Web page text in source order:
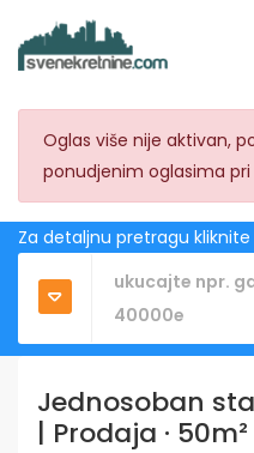
Oglas više nije aktivan,
ponudjenim oglasima
Za detaljnu pretragu
Jednosoban
| Prodaja ·